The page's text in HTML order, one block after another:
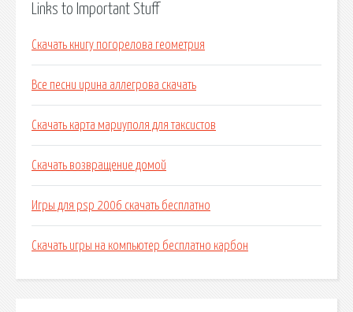
Links to Important Stuff
Скачать книгу погорелова геометрия
Все песни ирина аллегрова скачать
Скачать карта мариуполя для таксистов
Скачать возвращение домой
Игры для psp 2006 скачать бесплатно
Скачать игры на компьютер бесплатно карбон